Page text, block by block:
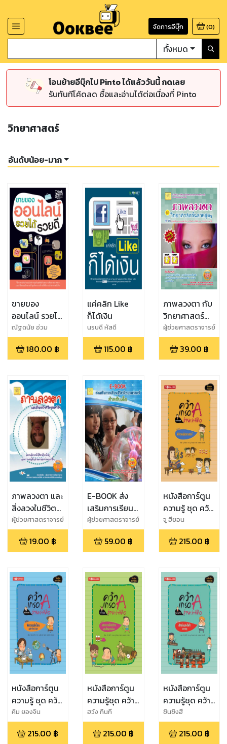
จัดการอีบุ๊ก (0)
ทั้งหมด
โอนย้ายอีบุ๊กไป Pinto ได้แล้ววันนี้ กดเลย
รับทันทีโค้ดลด ซื้อและอ่านได้ต่อเนื่องที่ Pinto
วิทยาศาสตร์
อันดับน้อย-มาก
ขายของ
ออนไลน์ รวยได้
รวยดี
ณัฐดนัย อ่วม
ชำนาญไพร
180.00 ฿
แค่คลิก Like
ก็ได้เงิน
นรบดี หัสดี
115.00 ฿
ภาพลวงตา กับ
วิทยาศาสตร์
ฉลาดสุดๆ
ผู้ช่วยศาสตราจารย์
สุชาติ สุภาพ
39.00 ฿
ภาพลวงตา และ
สิ่งลวงในชีวิต
ประจำวัน
ผู้ช่วยศาสตราจารย์
สุชาติ สุภาพ
19.00 ฿
E-BOOK ส่ง
เสริมการเรียนรู้
วิชา
วิทยาศาสตร์
สำหรับเด็ก
ผู้ช่วยศาสตราจารย์
สุชาติ สุภาพ
59.00 ฿
หนังสือการ์ตูน
ความรู้ ชุด คว้า
เกรด A ง่ายกว่า
ที่คิด ตอน พิชิต
คณิตศาสตร์
จู ฮียอน
215.00 ฿
หนังสือการ์ตูน
ความรู้ ชุด คว้า
เกรด A ง่ายกว่า
ที่คิด ตอน
พิศวงแห่งโลก
คิม ยองจิน
215.00 ฿
หนังสือการ์ตูน
ความรู้ชุด คว้า
เกรด A ง่ายกว่า
ที่คิด ตอน
มหัศจรรย์สิ่งมี
ฮวัง กึนกี
215.00 ฿
หนังสือการ์ตูน
ความรู้ชุด คว้า
เกรด A ง่ายกว่า
ที่คิด ตอน
ศิลปะและกีฬา
ชินซึงฮี
215.00 ฿